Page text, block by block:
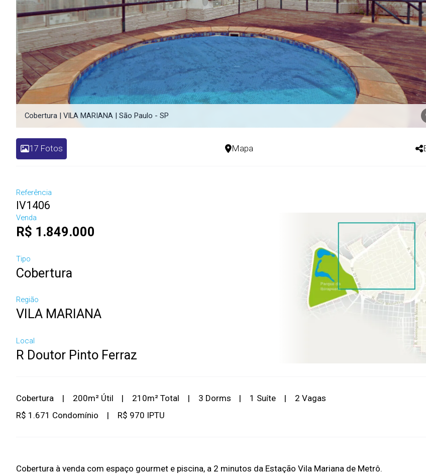
Cobertura | VILA MARIANA | São Paulo - SP
17 Fotos Mapa
Referência
IV1406
Venda
R$ 1.849.000
Tipo
Cobertura
Região
VILA MARIANA
Local
R Doutor Pinto Ferraz
Cobertura | 200m² Útil | 210m² Total | 3 Dorms | 1 Suíte |
2 Vagas
R$ 1.671 Condomínio
| R$ 970 IPTU
Cobertura à venda com espaço gourmet e piscina, a 2 minutos da Estação Vila Mariana de Metrô.